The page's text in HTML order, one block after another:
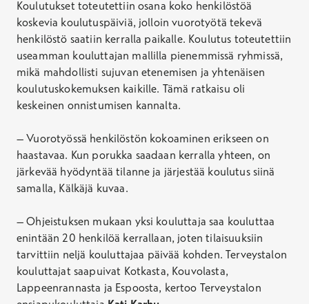
Koulutukset toteutettiin osana koko henkilöstöä
koskevia koulutuspäiviä, jolloin vuorotyötä tekevä
henkilöstö saatiin kerralla paikalle. Koulutus toteutettiin
useamman kouluttajan mallilla pienemmissä ryhmissä,
mikä mahdollisti sujuvan etenemisen ja yhtenäisen
koulutuskokemuksen kaikille. Tämä ratkaisu oli
keskeinen onnistumisen kannalta.
– Vuorotyössä henkilöstön kokoaminen erikseen on
haastavaa. Kun porukka saadaan kerralla yhteen, on
järkevää hyödyntää tilanne ja järjestää koulutus siinä
samalla, Kälkäjä kuvaa.
– Ohjeistuksen mukaan yksi kouluttaja saa kouluttaa
enintään 20 henkilöä kerrallaan, joten tilaisuuksiin
tarvittiin neljä kouluttajaa päivää kohden. Terveystalon
kouluttajat saapuivat Kotkasta, Kouvolasta,
Lappeenrannasta ja Espoosta, kertoo Terveystalon